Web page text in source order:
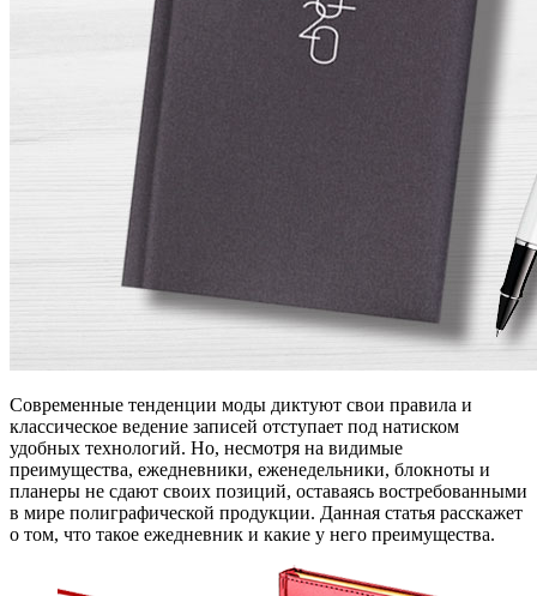
Современные тенденции моды диктуют свои правила и
классическое ведение записей отступает под натиском
удобных технологий. Но, несмотря на видимые
преимущества, ежедневники, еженедельники, блокноты и
планеры не сдают своих позиций, оставаясь востребованными
в мире полиграфической продукции. Данная статья расскажет
о том, что такое ежедневник и какие у него преимущества.